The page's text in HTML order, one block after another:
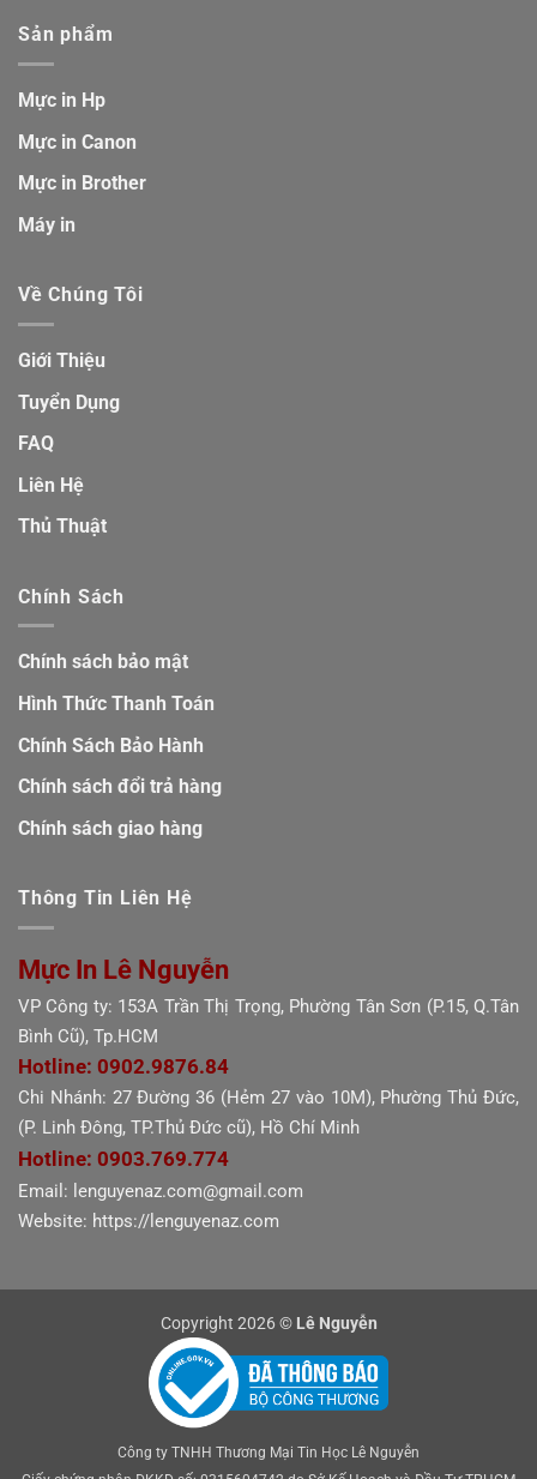
Sản phẩm
Mực in Hp
Mực in Canon
Mực in Brother
Máy in
Về Chúng Tôi
Giới Thiệu
Tuyển Dụng
FAQ
Liên Hệ
Thủ Thuật
Chính Sách
Chính sách bảo mật
Hình Thức Thanh Toán
Chính Sách Bảo Hành
Chính sách đổi trả hàng
Chính sách giao hàng
Thông Tin Liên Hệ
Mực In Lê Nguyễn
VP Công ty: 153A Trần Thị Trọng, Phường Tân Sơn (P.15, Q.Tân
Bình Cũ), Tp.HCM
Hotline: 0902.9876.84
Chi Nhánh: 27 Đường 36 (Hẻm 27 vào 10M), Phường Thủ Đức,
(P. Linh Đông, TP.Thủ Đức cũ), Hồ Chí Minh
Hotline: 0903.769.774
Email: lenguyenaz.com@gmail.com
Website: https://lenguyenaz.com
Copyright 2026 © Lê Nguyễn
Công ty TNHH Thương Mại Tin Học Lê Nguyễn